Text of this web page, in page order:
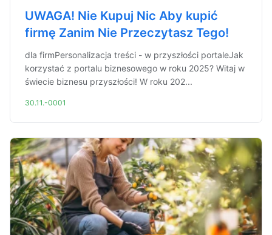
UWAGA! Nie Kupuj Nic Aby kupić
firmę Zanim Nie Przeczytasz Tego!
dla firmPersonalizacja treści - w przyszłości portaleJak
korzystać z portalu biznesowego w roku 2025? Witaj w
świecie biznesu przyszłości! W roku 202...
30.11.-0001